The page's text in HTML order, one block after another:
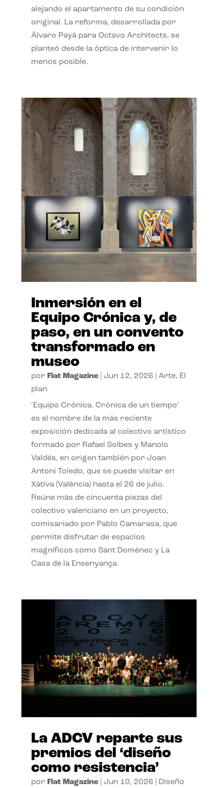
alejando el apartamento de su condición
original. La reforma, desarrollada por
Álvaro Payá para Octavo Architects, se
planteó desde la óptica de intervenir lo
menos posible.
Inmersión en el
Equipo Crónica y, de
paso, en un convento
transformado en
museo
por Flat Magazine| Jun 12, 2026 Arte, El
plan
‘Equipo Crónica. Crónica de un tiempo’
es el nombre de la más reciente
exposición dedicada al colectivo artístico
formado por Rafael Solbes y Manolo
Valdés, en origen también por Joan
Antoni Toledo, que se puede visitar en
Xàtiva (València) hasta el 26 de julio.
Reúne más de cincuenta piezas del
colectivo valenciano en un proyecto,
comisariado por Pablo Camarasa, que
permite disfrutar de espacios
magníficos como Sant Doménec y La
Casa de la Ensenyança.
La ADCV reparte sus
premios del ‘diseño
como resistencia’
por Flat Magazine| Jun 10, 2026 Diseño